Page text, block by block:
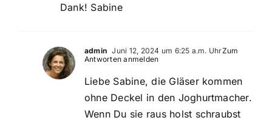
Dank! Sabine
admin Juni 12, 2024 um 6:25 a.m. UhrZum
Antworten anmelden
Liebe Sabine, die Gläser kommen
ohne Deckel in den Joghurtmacher.
Wenn Du sie raus holst schraubst